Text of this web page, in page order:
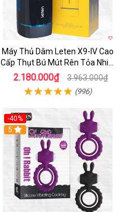
Máy Thủ Dâm Leten X9-IV Cao
Cấp Thụt Bú Mút Rên Tỏa Nhiệt
Sạc Pin
2.180.000₫ 3.963.000₫
(996)
-40%
5